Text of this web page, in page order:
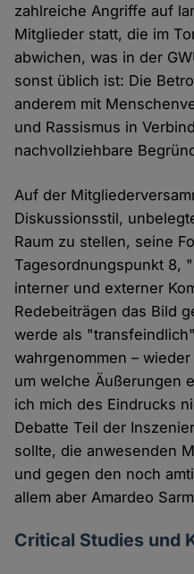
zahlreiche Angriffe auf
Mitglieder statt, die im
abwichen, was in der
sonst üblich ist: Die
anderem mit
und Rassismus in
nachvollziehbare
Auf der
Diskussionsstil,
Raum zu stellen, seine
Tagesordnungspunkt 8,
interner und externer
Redebeiträgen das Bild
werde als
wahrgenommen –
um welche Äußerungen
ich mich des Eindrucks
Debatte Teil der
sollte, die anwesenden
und gegen den noch
allem aber Amardeo
Critical Studies und